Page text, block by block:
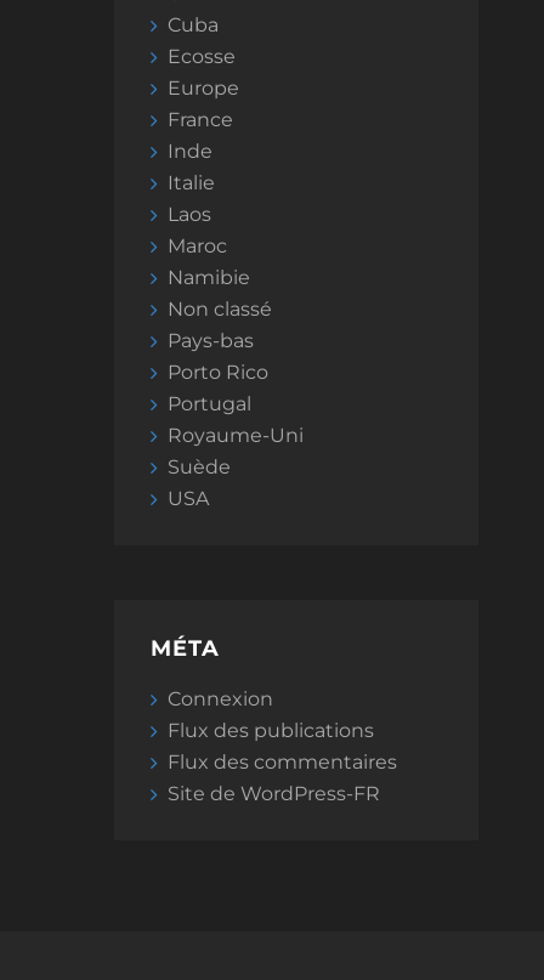
Cuba
Ecosse
Europe
France
Inde
Italie
Laos
Maroc
Namibie
Non classé
Pays-bas
Porto Rico
Portugal
Royaume-Uni
Suède
USA
MÉTA
Connexion
Flux des publications
Flux des commentaires
Site de WordPress-FR